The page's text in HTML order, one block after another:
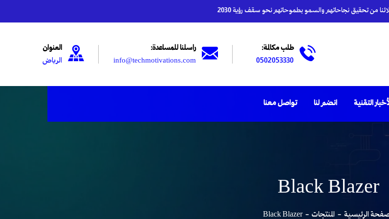
من تحقيق نجاحاتهم والسمو بطموحاتهم نحو سقف رؤية 2030
طلب مكالمة:
0502053330
راسلنا للمساعدة:
info@techmotivations.com
العنوان
الرياض
التقنية انضم لنا تواصل معنا
Black Blazer
الرئيسية المنتجات Black Blazer